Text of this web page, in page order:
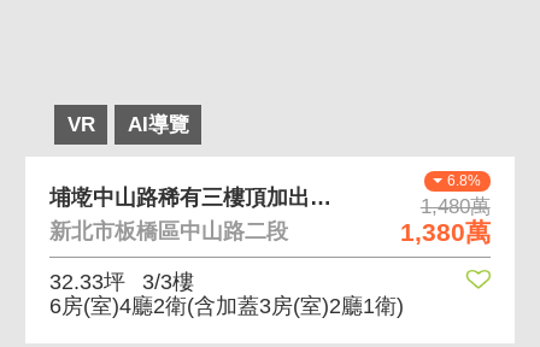
VR AI導覽
6.8%
1,480萬
1,380萬
埔墘中山路稀有三樓頂加出價可談 三樓頂加免爬高大空
新北市板橋區中山路二段
32.33坪
3/3樓
6房(室)4廳2衛(含加蓋3房(室)2廳1衛)